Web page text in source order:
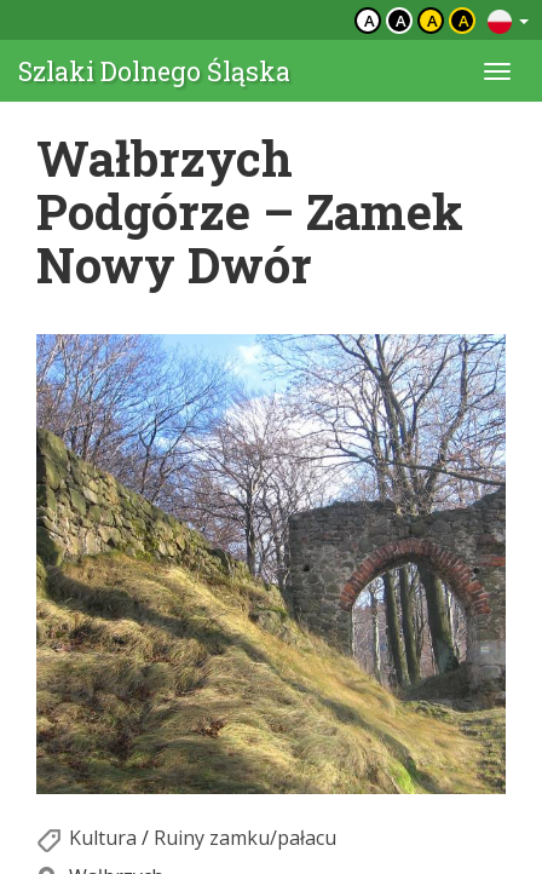
A A A A
Szlaki Dolnego Śląska
Wałbrzych
Podgórze – Zamek
Nowy Dwór
Kultura / Ruiny zamku/pałacu